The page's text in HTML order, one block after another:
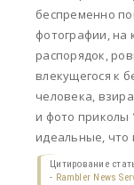
беспременно
фотографии, на
распорядок,
влекущегося к
человека,
и фото приколы
идеальные, что
Цитирование
- Rambler News